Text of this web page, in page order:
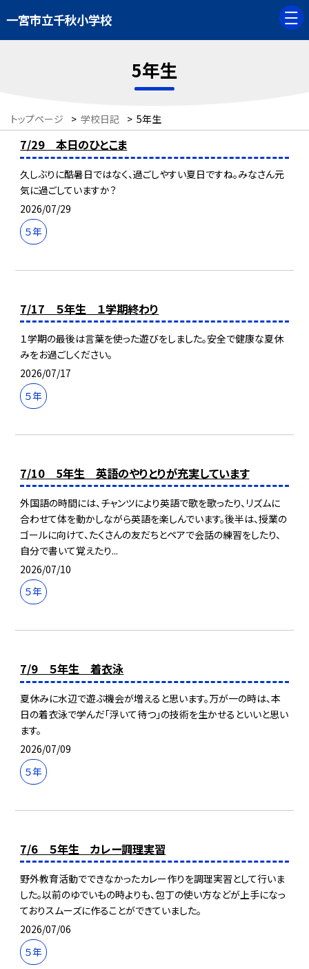
一宮市立千秋小学校
5年生
トップページ > 学校日記 > 5年生
7/29 本日のひとこま
久しぶりに酷暑日ではなく、過ごしやすい夏日ですね。みなさん元
気に過ごしていますか？
2026/07/29
５年
7/17 ５年生 １学期終わり
１学期の最後は言葉を使った遊びをしました。安全で健康な夏休
みをお過ごしください。
2026/07/17
５年
7/10 5年生 英語のやりとりが充実しています
外国語の時間には、チャンツにより英語で歌を歌ったり、リズムに
合わせて体を動かしながら英語を楽しんでいます。後半は、授業の
ゴールに向けて、たくさんの友だちとペアで会話の練習をしたり、
自分で書いて覚えたり...
2026/07/10
５年
7/9 ５年生 着衣泳
夏休みに水辺で遊ぶ機会が増えると思います。万が一の時は、本
日の着衣泳で学んだ「浮いて待つ」の技術を生かせるといいと思い
ます。
2026/07/09
５年
7/6 ５年生 カレー調理実習
野外教育活動でできなかったカレー作りを調理実習として行いま
した。以前のゆでいもの時よりも、包丁の使い方などが上手になっ
ておりスムーズに作ることができていました。
2026/07/06
５年